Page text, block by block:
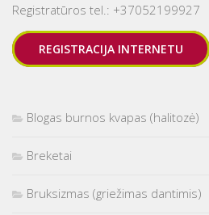
Registratūros tel.: +37052199927
REGISTRACIJA INTERNETU
Blogas burnos kvapas (halitozė)
Breketai
Bruksizmas (griežimas dantimis)